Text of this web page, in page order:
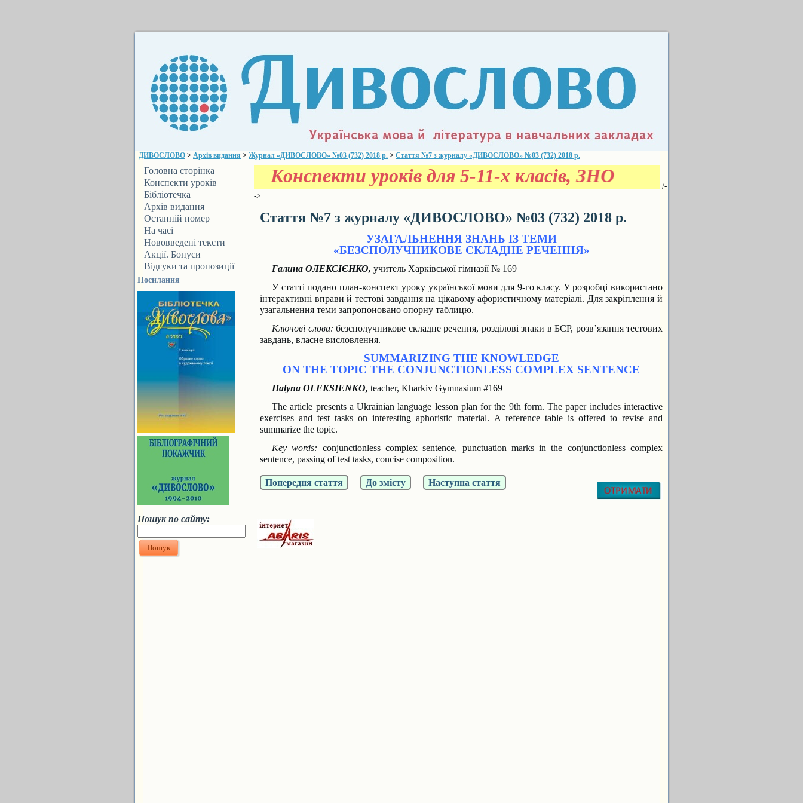
ДИВОСЛОВО > Архів видання > Журнал «ДИВОСЛОВО» №03 (732) 2018 р. > Стаття №7 з журналу «ДИВОСЛОВО» №03 (732) 2018 р.
Головна сторінка
Конспекти уроків
Бібліотечка
ДИВОСЛОВА
Архів видання
Останній номер
На часі
Нововведені тексти
Акції. Бонуси
Відгуки та пропозиції
Посилання
Пошук по сайту:
Конспекти уроків для 5-11-х класів, ЗНО
/-
->
Стаття №7 з журналу «ДИВОСЛОВО» №03 (732) 2018 р.
УЗАГАЛЬНЕННЯ ЗНАНЬ ІЗ ТЕМИ
«БЕЗСПОЛУЧНИКОВЕ СКЛАДНЕ РЕЧЕННЯ»
Галина ОЛЕКСІЄНКО, учитель Харківської гімназії № 169
У статті подано план-конспект уроку української мови для 9-го класу. У розробці використано
інтерактивні вправи й тестові завдання на цікавому афористичному матеріалі. Для закріплення й
узагальнення теми запропоновано опорну таблицю.
Ключові слова: безсполучникове складне речення, розділові знаки в БСР, розв’язання тестових
завдань, власне висловлення.
SUMMARIZING THE KNOWLEDGE
ON THE TOPIC THE CONJUNCTIONLESS COMPLEX SENTENCE
Halyna OLEKSIENKO, teacher, Kharkiv Gymnasium #169
The article presents a Ukrainian language lesson plan for the 9th form. The paper includes interactive
exercises and test taskson interesting aphoristic material. A reference table is offered to revise and
summarize the topic.
Key words: conjunctionless complex sentence, punctuation marks in the conjunctionless complex
sentence, passing of test tasks, concise composition.
Попередня стаття До змісту Наступна стаття